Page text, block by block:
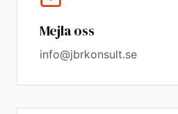
Mejla oss
info@jbrkonsult.se